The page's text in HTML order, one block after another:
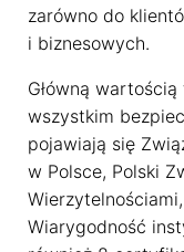
zarówno do
i biznesowych.
Główną
wszystkim
pojawiają się
w Polsce, Polski
Wiarygodność